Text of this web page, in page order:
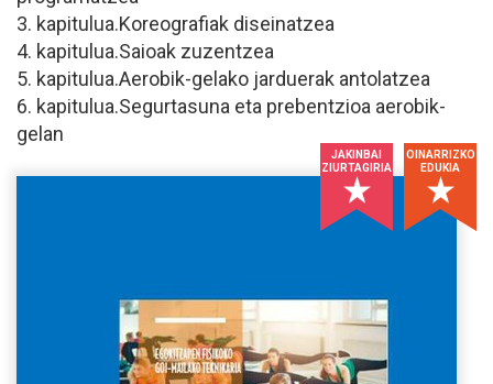
3. kapitulua.Koreografiak diseinatzea
4. kapitulua.Saioak zuzentzea
5. kapitulua.Aerobik-gelako jarduerak antolatzea
6. kapitulua.Segurtasuna eta prebentzioa aerobik-
gelan
JAKINBAI
ZIURTAGIRIA
OINARRIZKO
EDUKIA